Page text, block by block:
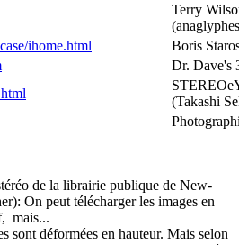
Terry
ihome.html
Boris
Dr. Dave's
(Takashi
de la librairie publique de New-
On peut télécharger les images en
mais...
sont déformées en hauteur. Mais selon